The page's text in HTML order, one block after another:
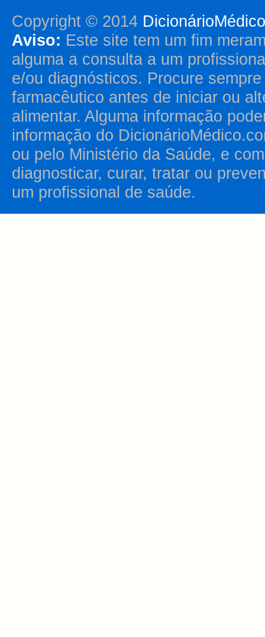
Copyright © 2014
Aviso: Este site tem um fim
alguma a consulta a um
e/ou diagnósticos. Procure
farmacêutico antes de iniciar ou
alimentar. Alguma informação
informação do
ou pelo Ministério da Saúde, e
diagnosticar, curar, tratar ou
um profissional de saúde.